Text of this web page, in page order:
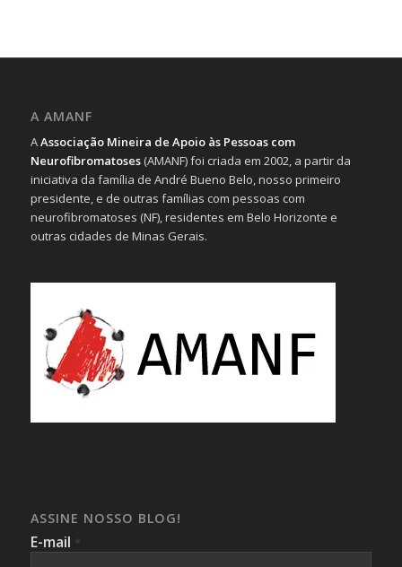
A AMANF
AAssociação Mineira de Apoio às Pessoas com
Neurofibromatoses(AMANF) foi criada em 2002, a partir da
iniciativa da família de André Bueno Belo, nosso primeiro
presidente, e de outras famílias com pessoas com
neurofibromatoses (NF), residentes em Belo Horizonte e
outras cidades de Minas Gerais.
ASSINE NOSSO BLOG!
E-mail *